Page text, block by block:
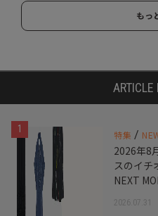
もっ
ARTICLE
1 特集 /
2026年8
スのイチ
NEXT
2026.07.31